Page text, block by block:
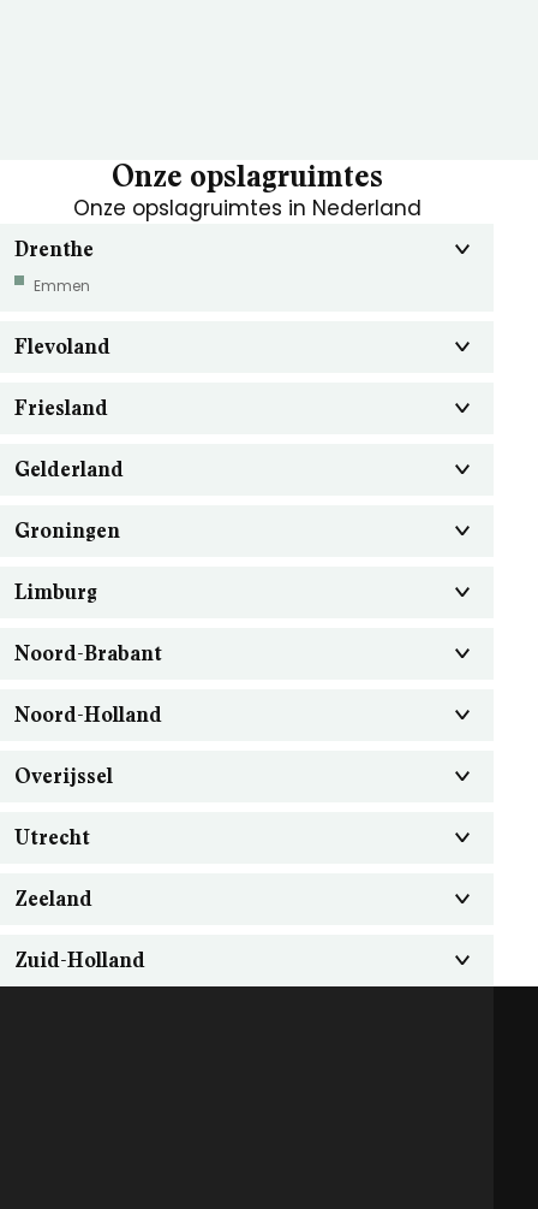
Onze opslagruimtes
Onze opslagruimtes in Nederland
Drenthe
Emmen
Flevoland
Friesland
Gelderland
Groningen
Limburg
Noord-Brabant
Noord-Holland
Overijssel
Utrecht
Zeeland
Zuid-Holland